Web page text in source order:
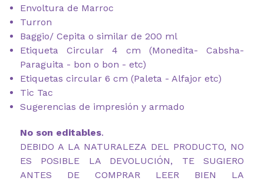
Envoltura de Marroc
Turron
Baggio/ Cepita o similar de 200 ml
Etiqueta Circular 4 cm (Monedita- Cabsha-
Paraguita - bon o bon - etc)
Etiquetas circular 6 cm (Paleta - Alfajor etc)
Tic Tac
Sugerencias de impresión y armado
No son editables.
DEBIDO A LA NATURALEZA DEL PRODUCTO, NO
ES POSIBLE LA DEVOLUCIÓN, TE SUGIERO
ANTES DE COMPRAR LEER BIEN LA